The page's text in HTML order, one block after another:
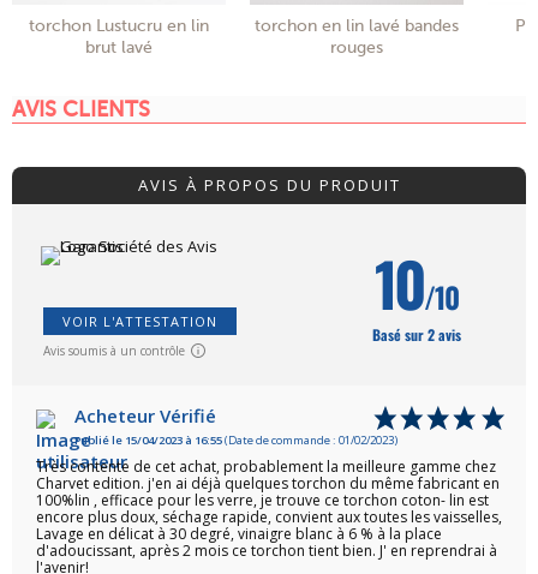
torchon Lustucru en lin
brut lavé
torchon en lin lavé bandes
rouges
AVIS CLIENTS
AVIS À PROPOS DU PRODUIT
VOIR L'ATTESTATION
Avis soumis à un contrôle
10/10
Basé sur 2 avis
Acheteur Vérifié
Publié le 15/04/2023 à 16:55(Date de commande : 01/02/2023)
Très contente de cet achat, probablement la meilleure gamme chez
Charvet edition. j'en ai déjà quelques torchon du même fabricant en
100%lin , efficace pour les verre, je trouve ce torchon coton- lin est
encore plus doux, séchage rapide, convient aux toutes les vaisselles,
Lavage en délicat à 30 degré, vinaigre blanc à 6 % à la place
d'adoucissant, après 2 mois ce torchon tient bien. J' en reprendrai à
l'avenir!